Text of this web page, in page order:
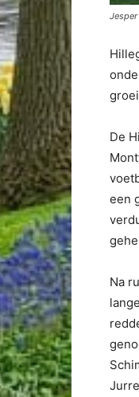
De
een
Na